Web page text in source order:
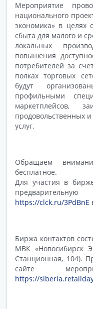
Мероприятие
национального
экономика» в целях
сбыта для малого и
локальных
повышения
потребителей за
полках торговых
будут
профильными
маркетплейсов,
продовольственных
услуг.
Обращаем
бесплатное.
Для участия в
https://clck.ru/3PdBnE
Биржа контактов
МВК «Новосибирск
Станционная, 104).
сайте
https://